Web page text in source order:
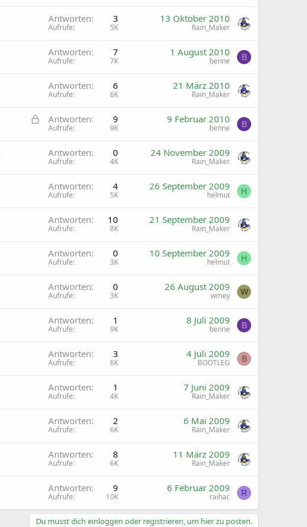
Antworten 3
Aufrufe 5K
13 Oktober 2010
Rain_Maker
Antworten 7
Aufrufe 7K
1 August 2010
benne B
Antworten 6
Aufrufe 6K
21 März 2010
Rain_Maker
G
Antworten 9
Aufrufe 9K
9 Februar 2010
benne B
Antworten 0
Aufrufe 4K
24 November 2009
Rain_Maker
Antworten 4
Aufrufe 5K
26 September 2009
helmut H
Antworten 10
Aufrufe 8K
21 September 2009
Rain_Maker
Antworten 0
Aufrufe 3K
10 September 2009
helmut H
Antworten 0
Aufrufe 3K
26 August 2009
wmey W
Antworten 1
Aufrufe 9K
8 Juli 2009
benne B
Antworten 3
Aufrufe 6K
4 Juli 2009
BOOTLEG B
Antworten 1
Aufrufe 4K
7 Juni 2009
Rain_Maker
Antworten 2
Aufrufe 6K
6 Mai 2009
Rain_Maker
Antworten 8
Aufrufe 6K
11 März 2009
Rain_Maker
Antworten 9
Aufrufe 10K
6 Februar 2009
raihac R
Du musst dich einloggen oder registrieren, um hier zu posten.